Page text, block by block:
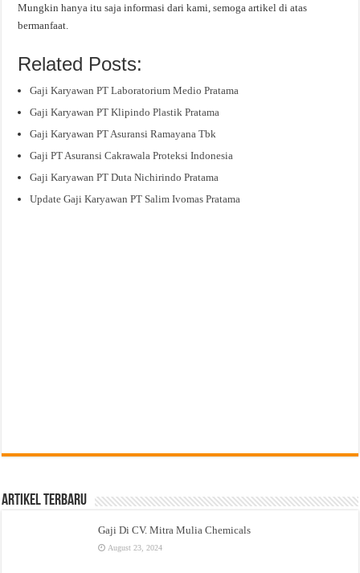
Mungkin hanya itu saja informasi dari kami, semoga artikel di atas
bermanfaat.
Related Posts:
Gaji Karyawan PT Laboratorium Medio Pratama
Gaji Karyawan PT Klipindo Plastik Pratama
Gaji Karyawan PT Asuransi Ramayana Tbk
Gaji PT Asuransi Cakrawala Proteksi Indonesia
Gaji Karyawan PT Duta Nichirindo Pratama
Update Gaji Karyawan PT Salim Ivomas Pratama
Artikel Terbaru
Gaji Di CV. Mitra Mulia Chemicals
August 23, 2024